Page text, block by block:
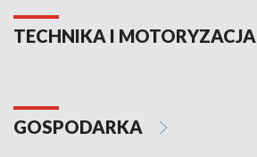
TECHNIKA I MOTORYZACJA
GOSPODARKA